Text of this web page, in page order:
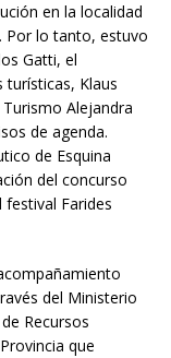
en la localidad
Por lo tanto, estuvo
Gatti, el
turísticas, Klaus
Alejandra
de agenda.
de Esquina
del concurso
festival Farides
del Ministerio
Recursos
que